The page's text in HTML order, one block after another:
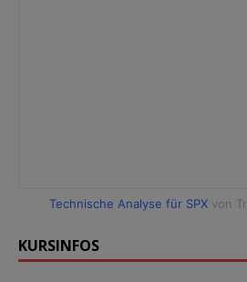
Technische Analyse für SPX von
KURSINFOS